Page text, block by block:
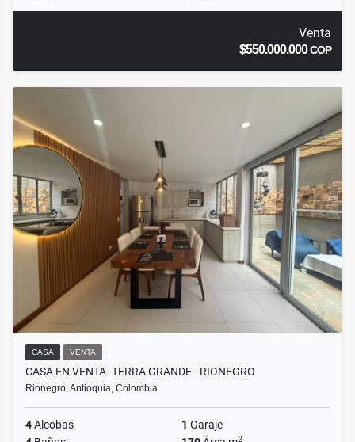
Venta
$550.000.000COP
CASA VENTA
CASA EN VENTA- TERRA GRANDE - RIONEGRO
Rionegro, Antioquia, Colombia
4Alcobas 1 Garaje
2